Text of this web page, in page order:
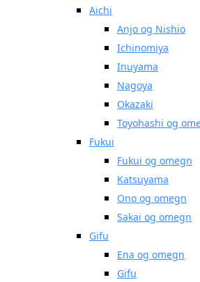
Aichi
Anjo og Nishio
Ichinomiya
Inuyama
Nagoya
Okazaki
Toyohashi og
Fukui
Fukui og omegn
Katsuyama
Ono og omegn
Sakai og omegn
Gifu
Ena og omegn
Gifu